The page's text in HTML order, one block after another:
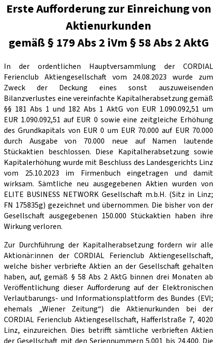
Erste Aufforderung zur Einreichung von
Aktienurkunden
gemäß § 179 Abs 2 iVm § 58 Abs 2 AktG
In der ordentlichen Hauptversammlung der CORDIAL
Ferienclub Aktiengesellschaft vom 24.08.2023 wurde zum
Zweck der Deckung eines sonst auszuweisenden
Bilanzverlustes eine vereinfachte Kapitalherabsetzung gemäß
§§ 181 Abs 1 und 182 Abs 1 AktG von EUR 1.090.092,51 um
EUR 1.090.092,51 auf EUR 0 sowie eine zeitgleiche Erhöhung
des Grundkapitals von EUR 0 um EUR 70.000 auf EUR 70.000
durch Ausgabe von 70.000 neue auf Namen lautende
Stückaktien beschlossen. Diese Kapitalherabsetzung sowie
Kapitalerhöhung wurde mit Beschluss des Landesgerichts Linz
vom 25.10.2023 im Firmenbuch eingetragen und damit
wirksam. Sämtliche neu ausgegebenen Aktien wurden von
ELITE BUSINESS NETWORK Gesellschaft m.b.H. (Sitz in Linz;
FN 175835g) gezeichnet und übernommen. Die bisher von der
Gesellschaft ausgegebenen 150.000 Stückaktien haben ihre
Wirkung verloren.
Zur Durchführung der Kapitalherabsetzung fordern wir alle
Aktionär:innen der CORDIAL Ferienclub Aktiengesellschaft,
welche bisher verbriefte Aktien an der Gesellschaft gehalten
haben, auf, gemäß § 58 Abs 2 AktG binnen drei Monaten ab
Veröffentlichung dieser Aufforderung auf der Elektronischen
Verlautbarungs- und Informationsplattform des Bundes (EVI;
ehemals „Wiener Zeitung“) die Aktienurkunden bei der
CORDIAL Ferienclub Aktiengesellschaft, Hafferlstraße 7, 4020
Linz, einzureichen. Dies betrifft sämtliche verbrieften Aktien